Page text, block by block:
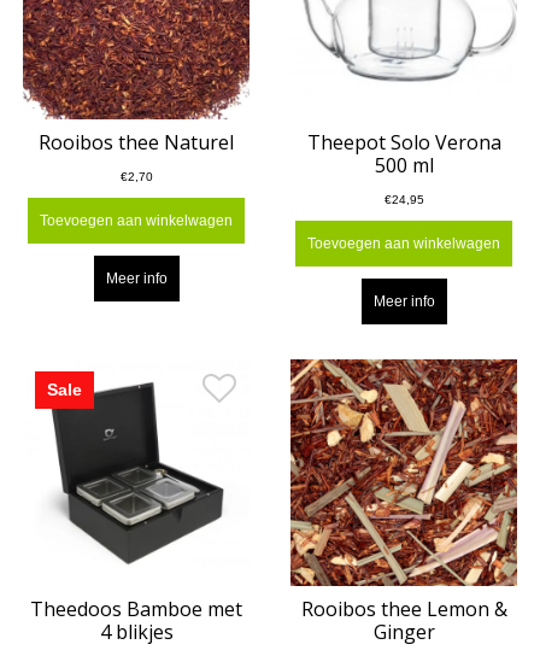
Rooibos thee Naturel
€2,70
Toevoegen aan winkelwagen
Meer info
Theepot Solo Verona
500 ml
€24,95
Toevoegen aan winkelwagen
Meer info
Sale
Theedoos Bamboe met
4 blikjes
Rooibos thee Lemon &
Ginger